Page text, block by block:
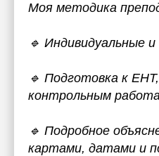
Моя методика
🔹 Индивидуальные
🔹 Подготовка к
контрольным
🔹 Подробное
картами, датами и